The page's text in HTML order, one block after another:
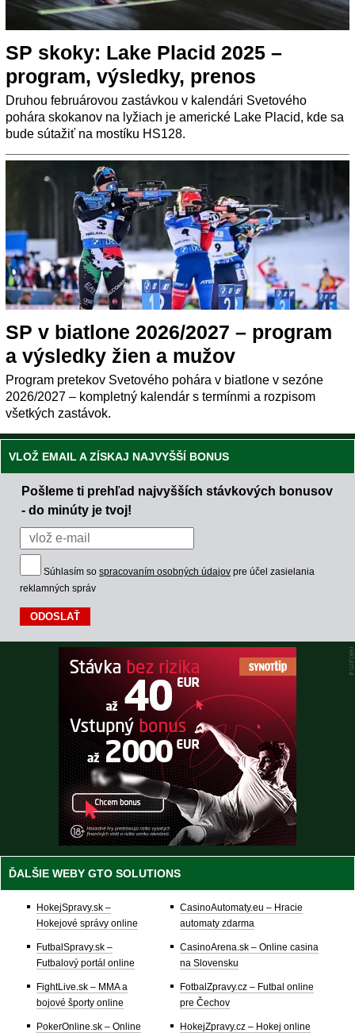
SP skoky: Lake Placid 2025 –
program, výsledky, prenos
Druhou februárovou zastávkou v kalendári Svetového
pohára skokanov na lyžiach je americké Lake Placid, kde sa
bude sútažiť na mostíku HS128.
SP v biatlone 2026/2027 – program
a výsledky žien a mužov
Program pretekov Svetového pohára v biatlone v sezóne
2026/2027 – kompletný kalendár s termínmi a rozpisom
všetkých zastávok.
VLOŽ EMAIL A ZÍSKAJ NAJVYŠŠÍ BONUS
Pošleme ti prehľad najvyšších stávkových bonusov
- do minúty je tvoj!
Súhlasím so spracovaním osobných údajov pre účel zasielania
reklamných správ
ĎALŠIE WEBY GTO SOLUTIONS
HokejSpravy.sk –
Hokejové správy online
FutbalSpravy.sk –
Futbalový portál online
FightLive.sk – MMA a
bojové športy online
PokerOnline.sk – Online
CasinoAutomaty.eu – Hracie
automaty zdarma
CasinoArena.sk – Online casina
na Slovensku
FotbalZpravy.cz – Futbal online
pre Čechov
HokejZpravy.cz – Hokej online